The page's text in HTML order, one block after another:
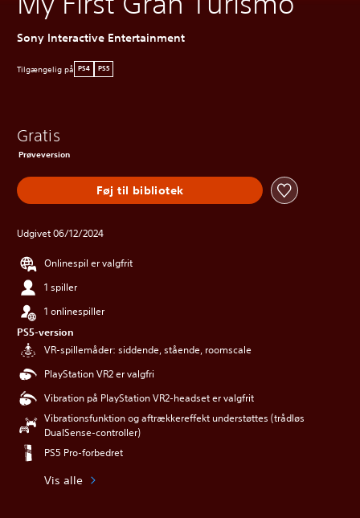
Sony Interactive Entertainment
Tilgængelig på PS4 PS5
Gratis
Prøveversion
Føj til bibliotek
Udgivet 06/12/2024
Onlinespil er valgfrit
1 spiller
1 onlinespiller
PS5-version
VR-spillemåder: siddende, stående, roomscale
PlayStation VR2 er valgfri
Vibration på PlayStation VR2-headset er valgfrit
Vibrationsfunktion og aftrækkereffekt understøttes (trådløs
DualSense-controller)
PS5 Pro-forbedret
Vis alle